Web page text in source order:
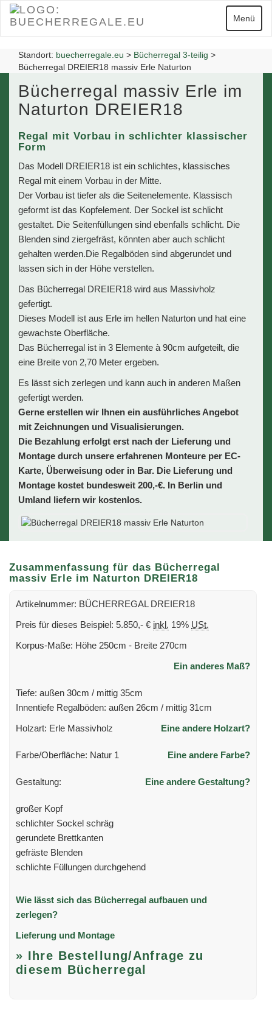
Zum
Hauptinhalt
Menü
Standort: buecherregale.eu > Bücherregal 3-teilig >
Bücherregal DREIER18 massiv Erle Naturton
Bücherregal massiv Erle im
Naturton DREIER18
Regal mit Vorbau in schlichter klassischer
Form
Das Modell DREIER18 ist ein schlichtes, klassisches
Regal mit einem Vorbau in der Mitte.
Der Vorbau ist tiefer als die Seitenelemente. Klassisch
geformt ist das Kopfelement. Der Sockel ist schlicht
gestaltet. Die Seitenfüllungen sind ebenfalls schlicht. Die
Blenden sind ziergefräst, könnten aber auch schlicht
gehalten werden.Die Regalböden sind abgerundet und
lassen sich in der Höhe verstellen.
Das Bücherregal DREIER18 wird aus Massivholz
gefertigt.
Dieses Modell ist aus Erle im hellen Naturton und hat eine
gewachste Oberfläche.
Das Bücherregal ist in 3 Elemente à 90cm aufgeteilt, die
eine Breite von 2,70 Meter ergeben.
Es lässt sich zerlegen und kann auch in anderen Maßen
gefertigt werden.
Gerne erstellen wir Ihnen ein ausführliches Angebot
mit Zeichnungen und Visualisierungen.
Die Bezahlung erfolgt erst nach der Lieferung und
Montage durch unsere erfahrenen Monteure per EC-
Karte, Überweisung oder in Bar. Die Lieferung und
Montage kostet bundesweit 200,-€. In Berlin und
Umland liefern wir kostenlos.
Zusammenfassung für das Bücherregal
massiv Erle im Naturton DREIER18
Artikelnummer: BÜCHERREGAL DREIER18
Preis für dieses Beispiel: 5.850,- € inkl. 19% USt.
Korpus-Maße: Höhe 250cm - Breite 270cm
Ein anderes Maß?
Tiefe: außen 30cm / mittig 35cm
Innentiefe Regalböden: außen 26cm / mittig 31cm
Holzart: Erle Massivholz
Eine andere Holzart?
Farbe/Oberfläche: Natur 1 Eine andere Farbe?
Gestaltung: Eine andere Gestaltung?
großer Kopf
schlichter Sockel schräg
gerundete Brettkanten
gefräste Blenden
schlichte Füllungen durchgehend
Wie lässt sich das Bücherregal aufbauen und
zerlegen?
Lieferung und Montage
» Ihre Bestellung/Anfrage zu
diesem Bücherregal